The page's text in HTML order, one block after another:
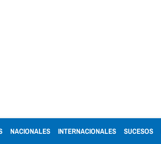
NACIONALES INTERNACIONALES SUCESOS